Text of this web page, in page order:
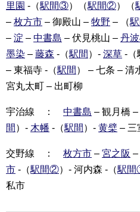
里園 -（駅間③）（駅間②）（
– 枚方市 – 御殿山 – 牧野 – （
– 淀 – 中書島 – 伏見桃山 – 丹
墨染 – 藤森 -（駅間 ）- 深草 -（
– 東福寺 -（駅間 ） – 七条 – 清
宮丸太町 – 出町柳
宇治線 ： 中書島 – 観月橋 –
間 ）- 木幡 -（駅間 ）- 黄檗 – 三
交野線 ： 枚方市 – 宮之阪 –
市 -（駅間②）- 河内森 -（駅
私市